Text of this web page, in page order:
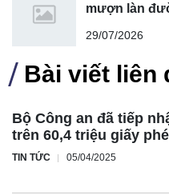
mượn làn
29/07/2026
Bài viết liên
Bộ Công an đã tiếp
trên 60,4 triệu giấy
TIN TỨC 05/04/2025